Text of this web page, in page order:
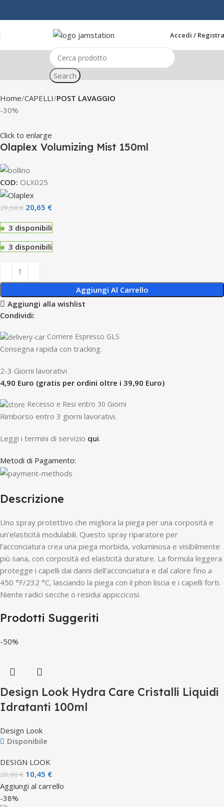
Accedi /
Search
Home CAPELLI POST LAVAGGIO
-30%
Click to enlarge
Olaplex Volumizing Mist 150ml
COD: OLX025
29,50€ 20,65 €
3 disponibili
3 disponibili
Aggiungi Al Carrello
Aggiungi alla wishlist
Condividi:
Corriere Espresso GLS
Consegna rapida con tracking.
2-3 Giorni lavorativi
4,90 Euro (gratis per ordini oltre i 39,90 Euro)
Recesso e Resi entro 30 Giorni
Rimborso entro 3 giorni lavorativi.
Leggi i termini di servizio qui.
Metodi di Pagamento:
Descrizione
Uno spray protettivo che migliora la piega per una corposità e
un’elasticità modulabili. Questo spray riparatore per
l’acconciatura crea una piega morbida, voluminosa e visibilmente
più sana, con corposità ed elasticità durature. La formula leggera
protegge i capelli dai danni dell’acconciatura e dal calore fino a
450 °F/232 °C, lasciando la piega con il phon liscia e i capelli forti.
Niente radici secche o residui appiccicosi.
Prodotti Suggeriti
-50%
Design Look Hydra Care Cristalli Liquidi
Idratanti 100ml
Design Look
Disponibile
DESIGN LOOK
20,90€ 10,45 €
Aggiungi al carrello
-38%